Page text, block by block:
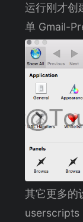
运行刚才创
单 Gmail-
其它更多的
userscripts